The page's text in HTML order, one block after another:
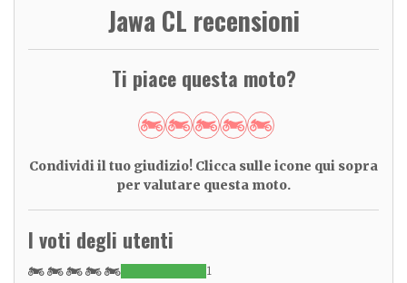
Jawa CL recensioni
Ti piace questa moto?
Condividi il tuo giudizio! Clicca sulle icone qui sopra
per valutare questa moto.
I voti degli utenti
1